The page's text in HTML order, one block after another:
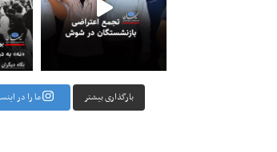
بارگذاری بیشتر ما را در